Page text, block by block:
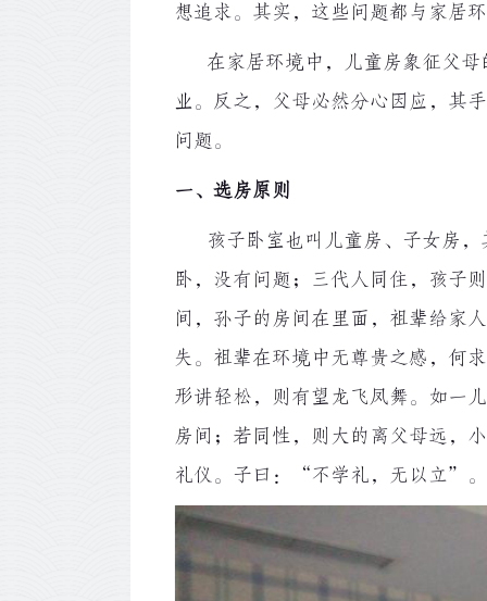
想追求。其实，这些问题都与家居
在家居环境中，儿童房象征父母
业。反之，父母必然分心因应，其
问题。
一、选房原则
孩子卧室也叫儿童房、子女房，
卧，没有问题；三代人同住，孩子
间，孙子的房间在里面，祖辈给家
失。祖辈在环境中无尊贵之感，何
形讲轻松，则有望龙飞凤舞。如一
房间；若同性，则大的离父母远，
礼仪。子曰：“不学礼，无以立”。